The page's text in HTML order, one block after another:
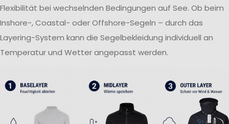
Flexibilität bei wechselnden Bedingungen auf See. Ob beim
Inshore-, Coastal- oder Offshore-Segeln – durch das
Layering-System kann die Segelbekleidung individuell an
Temperatur und Wetter angepasst werden.